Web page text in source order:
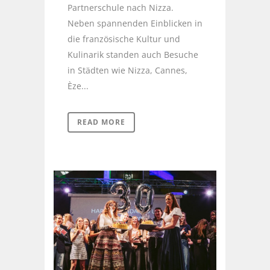
Partnerschule nach Nizza.
Neben spannenden Einblicken in
die französische Kultur und
Kulinarik standen auch Besuche
in Städten wie Nizza, Cannes,
Èze...
READ MORE